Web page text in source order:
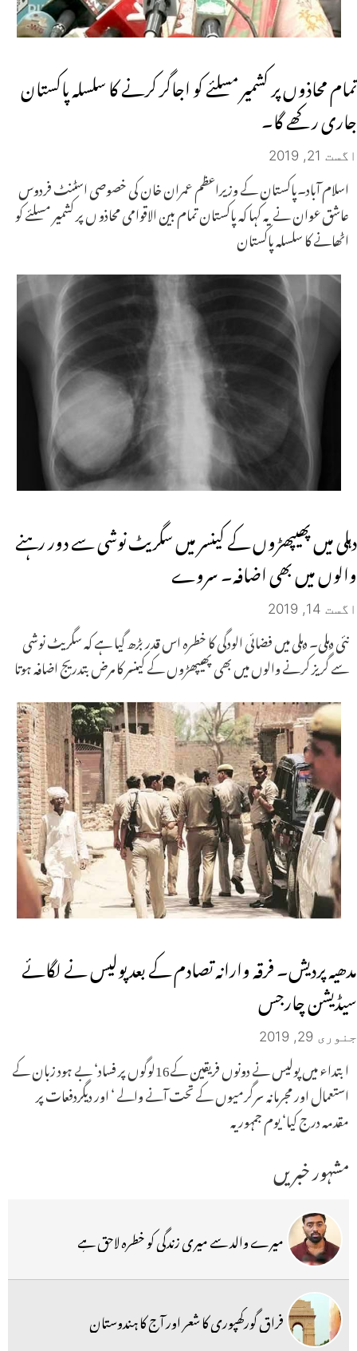
تمام محاذوں پر کشمیر مسلئے کو اجاگر کرنے کا سلسلہ پاکستان
جاری رکھے گا۔
اگست 21, 2019
اسلام آباد۔پاکستان کے وزیراعظم عمران خان کی خصوصی اسٹنٹ فردوس
عاشق عوان نے یہ کہا کہ پاکستان تمام بین الاقوامی محاذو ں پر کشمیر مسلئے کو
اٹھانے کا سلسلہ پاکستان
دہلی میں پھیپھڑوں کے کینسر میں سگریٹ نوشی سے دور رہنے
والوں میں بھی اضافہ۔ سروے
اگست 14, 2019
نئی دہلی۔ دہلی میں فضائی الودگی کا خطرہ اس قدر بڑھ گیا ہے کہ سگریٹ نوشی
سے گریز کرنے والوں میں بھی پھیپھڑوں کے کینسر کا مرض بتدریج اضافہ ہوتا
مدھیہ پردیش۔ فرقہ وارانہ تصادم کے بعد پولیس نے لگائے
سیڈیشن چارجس
جنوری 29, 2019
ابتداء میں پولیس نے دونوں فریقین کے16لوگوں پر فساد‘ بے ہود زبان کے
استعمال اور مجرمانہ سرگرمیوں کے تحت آنے والے ‘ اور دیگردفعات پر
مقدمہ درج کیا‘ یوم جمہوریہ
مشہور خبریں
میرے والد سے میری زندگی کو خطرہ لاحق ہے
فراق گورکھپوری کا شعر اور آج کا ہندوستان